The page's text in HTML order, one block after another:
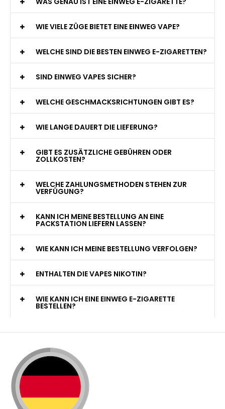
GIBT ES ZUSÄTZLICHE GEBÜHREN ODER
WELCHE ZAHLUNGSMETHODEN STEHEN ZUR
KANN ICH MEINE BESTELLUNG AN EINE